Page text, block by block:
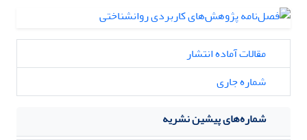
مقالات آماده انتشار
شماره جاری
شماره‌های پیشین نشریه